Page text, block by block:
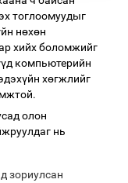
тоглоомуудыг
нөхөн
хийх боломжийг
компьютерийн
хөгжлийг
олон
нь
зориулсан